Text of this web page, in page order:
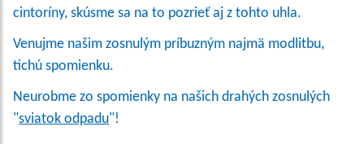
cintoríny, skúsme sa na to pozrieť aj z tohto uhla.
Venujme našim zosnulým príbuzným najmä modlitbu,
tichú spomienku.
Neurobme zo spomienky na našich drahých zosnulých
"sviatok odpadu"!